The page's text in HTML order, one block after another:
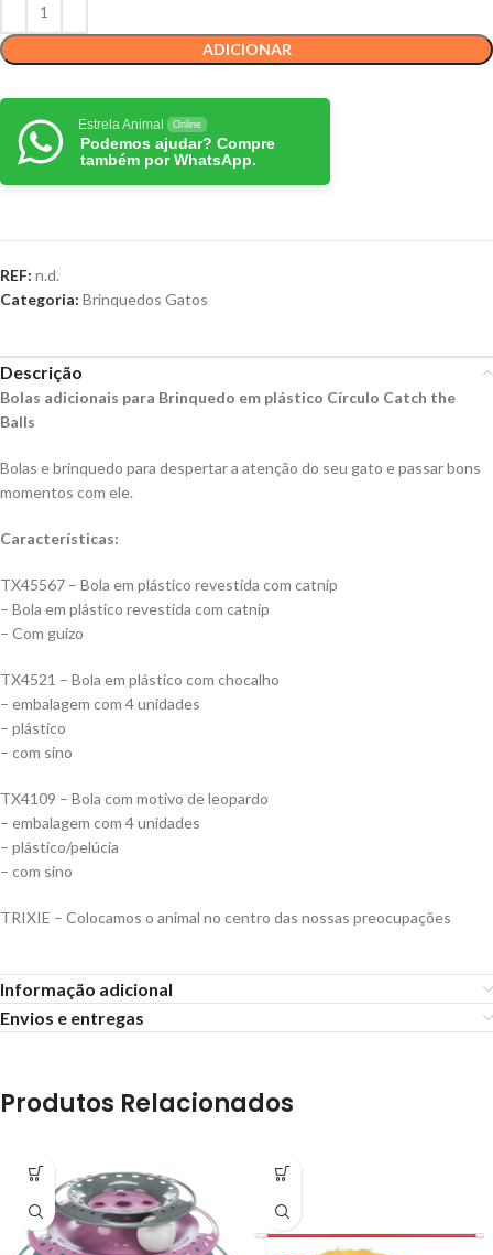
ADICIONAR
Estrela Animal Online
Podemos ajudar? Compre
também por WhatsApp.
REF: n.d.
Categoria: Brinquedos Gatos
Descrição
Bolas adicionais para Brinquedo em plástico Círculo Catch the
Balls
Bolas e brinquedo para despertar a atenção do seu gato e passar bons
momentos com ele.
Características:
TX45567 – Bola em plástico revestida com catnip
– Bola em plástico revestida com catnip
– Com guizo
TX4521 – Bola em plástico com chocalho
– embalagem com 4 unidades
– plástico
– com sino
TX4109 – Bola com motivo de leopardo
– embalagem com 4 unidades
– plástico/pelúcia
– com sino
TRIXIE – Colocamos o animal no centro das nossas preocupações
Informação adicional
Envios e entregas
Produtos Relacionados